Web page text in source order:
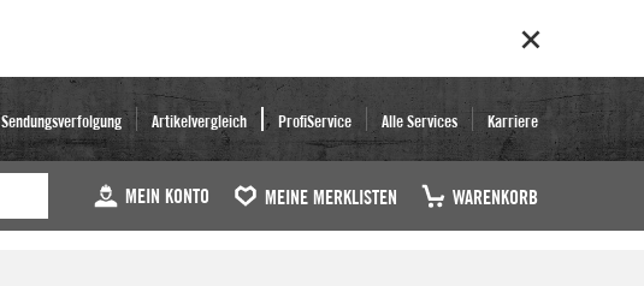
Sendungsverfolgung Artikelvergleich ProfiService Alle Services Karriere
MEIN KONTO MEINE MERKLISTEN WARENKORB